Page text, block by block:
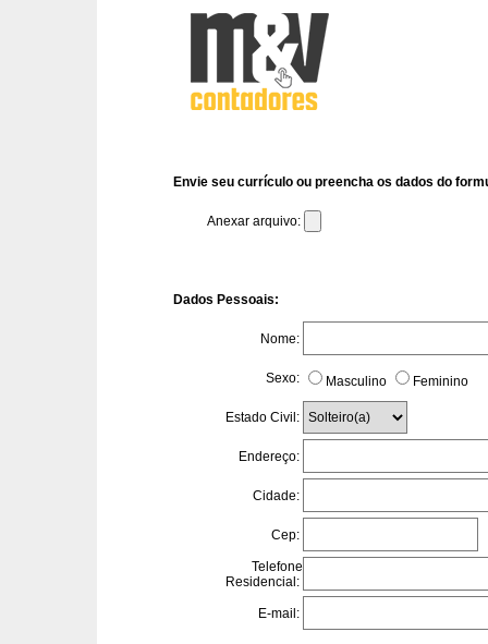
Envie seu currículo ou preencha os dados do
Anexar arquivo:
Dados Pessoais:
Nome:
Sexo: Masculino Feminino
Estado Civil:
Endereço:
Cidade:
Cep:
Telefone
Residencial:
E-mail: